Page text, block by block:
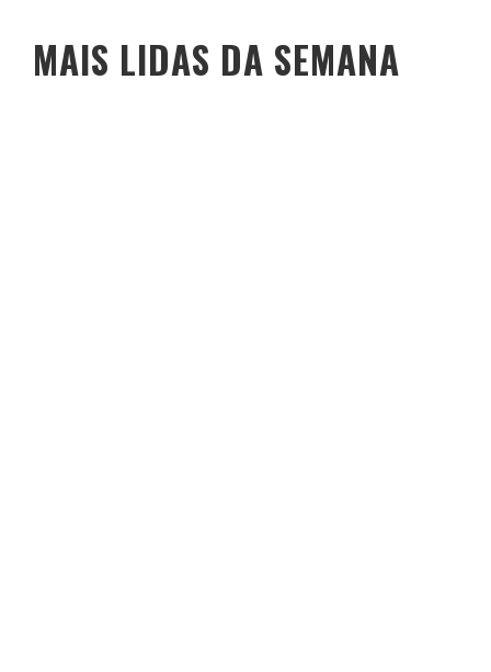
MAIS LIDAS DA SEMANA